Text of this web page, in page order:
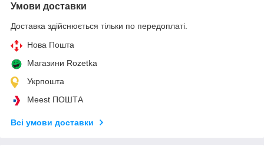
Умови доставки
Доставка здійснюється тільки по передоплаті.
Нова Пошта
Магазини Rozetka
Укрпошта
Meest ПОШТА
Всі умови доставки